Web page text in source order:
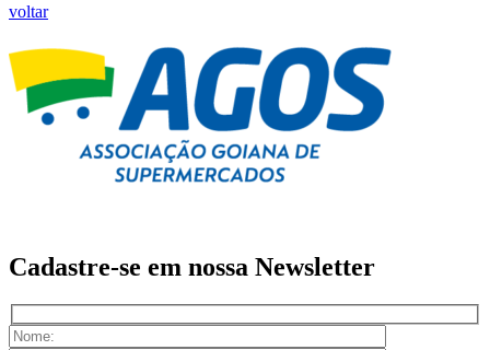
voltar
Cadastre-se em nossa Newsletter